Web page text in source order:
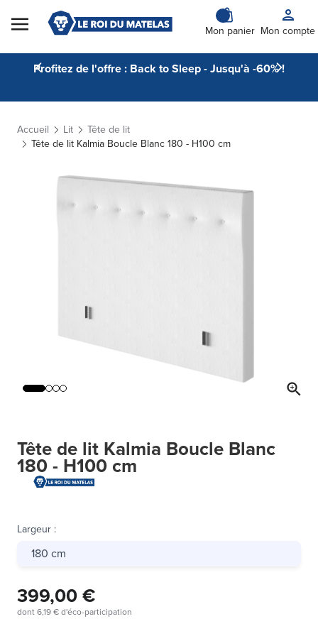
Skip to Content
Mon panier Mon compte
Profitez de l'offre : Back to Sleep - Jusqu'à -60% !
Accueil Lit
Tête de lit
Tête de lit Kalmia Boucle Blanc 180 - H100 cm
Tête de lit Kalmia Boucle Blanc
180 - H100 cm
Largeur :
180 cm
399,00 €
dont6,19 €d'éco-participation